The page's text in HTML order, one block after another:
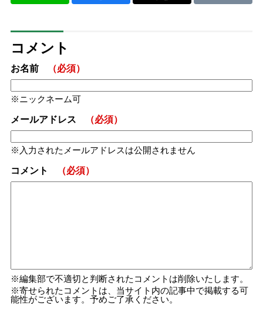
コメント
お名前 （必須）
ニックネーム可
メールアドレス （必須）
入力されたメールアドレスは公開されません
コメント （必須）
編集部で不適切と判断されたコメントは削除いたします。
寄せられたコメントは、当サイト内の記事中で掲載する可
能性がございます。予めご了承ください。